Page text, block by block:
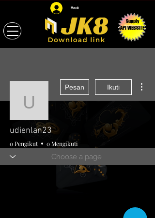
Masuk
Supply
API WEBSITE
udienlan23
Pesan Ikuti
udienlan23
0 Pengikut 0 Mengikuti